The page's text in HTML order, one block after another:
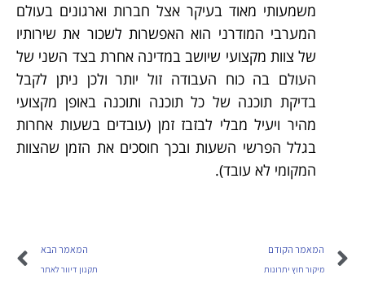
משמעותי מאוד בעיקר אצל חברות וארגונים בעולם
המערבי המודרני הוא האפשרות לשכור את שירותיו
של צוות מקצועי שיושב במדינה אחרת בצד השני של
העולם בה כוח העבודה זול יותר ולכן ניתן לקבל
בדיקת תוכנה של כל תוכנה ותוכנה באופן מקצועי
מהיר ויעיל מבלי לבזבז זמן (עובדים בשעות אחרות
בגלל הפרשי השעות ובכך חוסכים את הזמן שהצוות
המקומי לא עובד).
המאמר הקודם
מיקור חוץ יתרונות
המאמר הבא
תקנון דיוור לאתר